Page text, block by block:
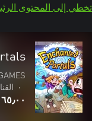
تخطي إلى المحتوى
•
٦٥٫٠٠ ر.ق.‏